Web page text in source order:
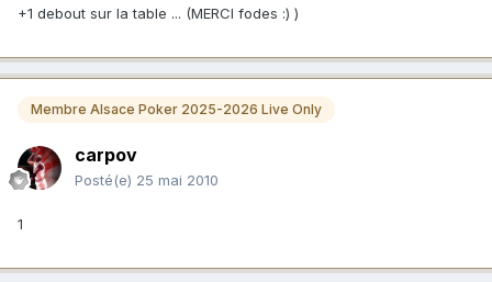
+1 debout sur la table ... (MERCI fodes :) )
Membre Alsace Poker 2025-2026 Live Only
carpov
Posté(e) 25 mai 2010
1